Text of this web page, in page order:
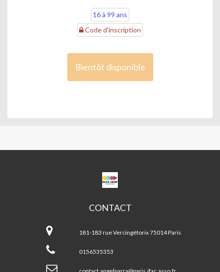
16 à 99 ans
Code d'inscription
Bientôt disponible
CPA
ANGEL
CONTACT
Angel
Parra
181-183 rue Vercingétorix 75014 Paris
0156535353